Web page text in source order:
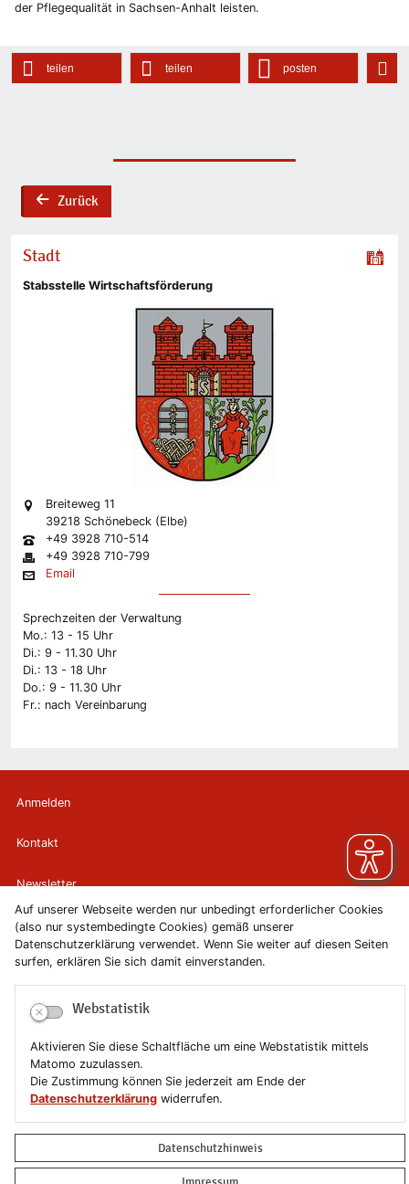
Auf unserer Webseite werden nur unbedingt erforderlicher Cookies
(also nur systembedingte Cookies) gemäß unserer
Datenschutzerklärung verwendet. Wenn Sie weiter auf diesen Seiten
surfen, erklären Sie sich damit einverstanden.
Webstatistik
Aktivieren Sie diese Schaltfläche um eine Webstatistik mittels
Matomo zuzulassen.
Die Zustimmung können Sie jederzeit am Ende der
Datenschutzerklärung widerrufen.
Datenschutzhinweis
der Pflegequalität in Sachsen-Anhalt leisten.
teilen teilen posten
backZurück
Stadt
Stabsstelle Wirtschaftsförderung
Breiteweg 11
39218 Schönebeck (Elbe)
+49 3928 710-514
+49 3928 710-799
Email
Sprechzeiten der Verwaltung
Mo.: 13 - 15 Uhr
Di.: 9 - 11.30 Uhr
Di.: 13 - 18 Uhr
Do.: 9 - 11.30 Uhr
Fr.: nach Vereinbarung
Anmelden
Kontakt
Newsletter
Newsletterabmeldung
Impressum
Datenschutzerklärung
Erklärung zur Barrierefreiheit
Leichte Sprache
Copyright © 2019-2026 Stadt Schönebeck (Elbe)